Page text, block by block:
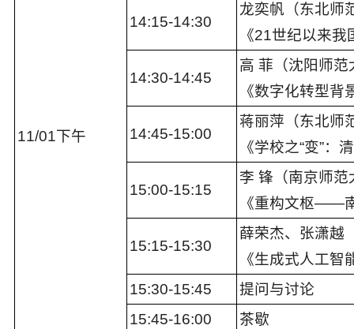
11/01下午
14:15-14:30
龙奕帆（东北师
《21世纪以来
14:30-14:45
高 菲（沈阳师范
《数字化转型
14:45-15:00
蒋丽萍（东北师
《学校之“变”
15:00-15:15
李 锋（南京师范
《重构文枢——
15:15-15:30
薛荣杰、张潇越
《生成式人工
15:30-15:45
提问与讨论
15:45-16:00
茶歇